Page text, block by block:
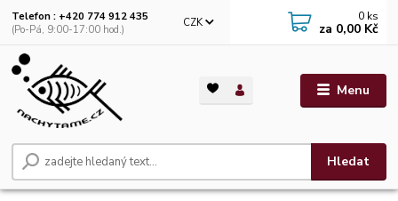
Menu
CZK
Hledat
Telefon : +420 774 912 435
(Po-Pá, 9:00-17:00 hod.)
0 ks
za 0,00 Kč